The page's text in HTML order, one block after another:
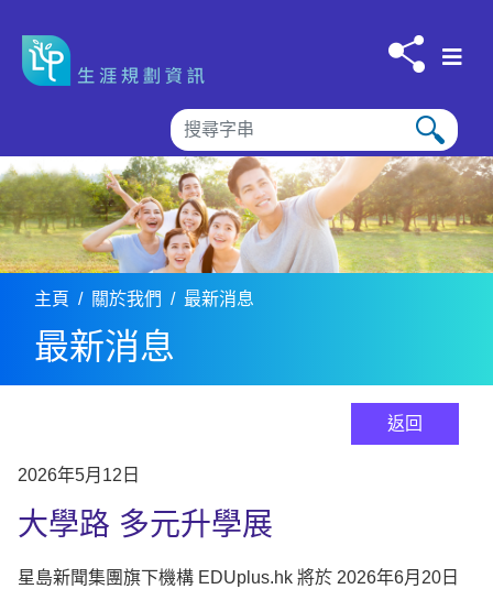
主頁 關於我們 最新消息
最新消息
返回
2026年5月12日
大學路 多元升學展
星島新聞集團旗下機構 EDUplus.hk 將於 2026年6月20日